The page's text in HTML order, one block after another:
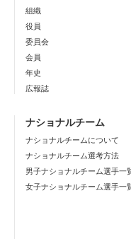
組織
役員
委員会
会員
年史
広報誌
ナショナルチーム
ナショナルチームについて
ナショナルチーム選考方法
男子ナショナルチーム選手一
女子ナショナルチーム選手一